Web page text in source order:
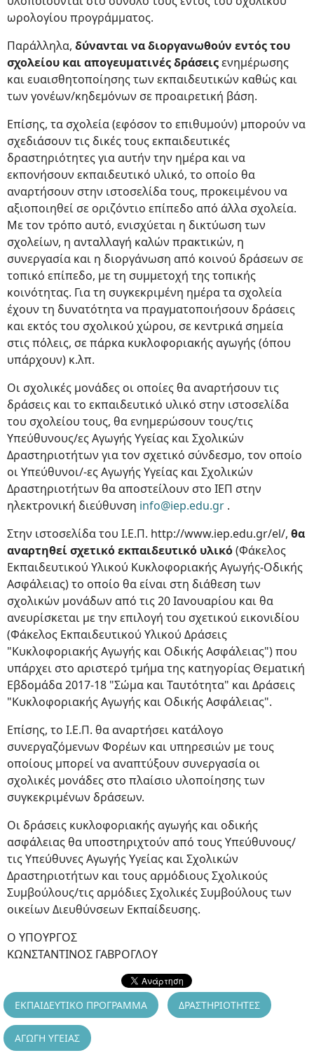
ωρολογίου προγράμματος.
Παράλληλα, δύνανται να διοργανωθούν εντός του
σχολείου και απογευματινές δράσειςενημέρωσης
και ευαισθητοποίησης των εκπαιδευτικών καθώς και
των γονέων/κηδεμόνων σε προαιρετική βάση.
Επίσης, τα σχολεία (εφόσον το επιθυμούν) μπορούν να
σχεδιάσουν τις δικές τους εκπαιδευτικές
δραστηριότητες για αυτήν την ημέρα και να
εκπονήσουν εκπαιδευτικό υλικό, το οποίο θα
αναρτήσουν στην ιστοσελίδα τους, προκειμένου να
αξιοποιηθεί σε οριζόντιο επίπεδο από άλλα σχολεία.
Με τον τρόπο αυτό, ενισχύεται η δικτύωση των
σχολείων, η ανταλλαγή καλών πρακτικών, η
συνεργασία και η διοργάνωση από κοινού δράσεων σε
τοπικό επίπεδο, με τη συμμετοχή της τοπικής
κοινότητας. Για τη συγκεκριμένη ημέρα τα σχολεία
έχουν τη δυνατότητα να πραγματοποιήσουν δράσεις
και εκτός του σχολικού χώρου, σε κεντρικά σημεία
στις πόλεις, σε πάρκα κυκλοφοριακής αγωγής (όπου
υπάρχουν) κ.λπ.
Οι σχολικές μονάδες οι οποίες θα αναρτήσουν τις
δράσεις και το εκπαιδευτικό υλικό στην ιστοσελίδα
του σχολείου τους, θα ενημερώσουν τους/τις
Υπεύθυνους/ες Αγωγής Υγείας και Σχολικών
Δραστηριοτήτων για τον σχετικό σύνδεσμο, τον οποίο
οι Υπεύθυνοι/-ες Αγωγής Υγείας και Σχολικών
Δραστηριοτήτων θα αποστείλουν στο ΙΕΠ στην
ηλεκτρονική διεύθυνση info@iep.edu.gr .
Στην ιστοσελίδα του Ι.Ε.Π. http://www.iep.edu.gr/el/, θα
αναρτηθεί σχετικό εκπαιδευτικό υλικό(Φάκελος
Εκπαιδευτικού Υλικού Κυκλοφοριακής Αγωγής-Οδικής
Ασφάλειας) το οποίο θα είναι στη διάθεση των
σχολικών μονάδων από τις 20 Ιανουαρίου και θα
ανευρίσκεται με την επιλογή του σχετικού εικονιδίου
(Φάκελος Εκπαιδευτικού Υλικού Δράσεις
"Κυκλοφοριακής Αγωγής και Οδικής Ασφάλειας") που
υπάρχει στο αριστερό τμήμα της κατηγορίας Θεματική
Εβδομάδα 2017-18 "Σώμα και Ταυτότητα" και Δράσεις
"Κυκλοφοριακής Αγωγής και Οδικής Ασφάλειας".
Επίσης, το Ι.Ε.Π. θα αναρτήσει κατάλογο
συνεργαζόμενων Φορέων και υπηρεσιών με τους
οποίους μπορεί να αναπτύξουν συνεργασία οι
σχολικές μονάδες στο πλαίσιο υλοποίησης των
συγκεκριμένων δράσεων.
Οι δράσεις κυκλοφοριακής αγωγής και οδικής
ασφάλειας θα υποστηριχτούν από τους Υπεύθυνους/
τις Υπεύθυνες Αγωγής Υγείας και Σχολικών
Δραστηριοτήτων και τους αρμόδιους Σχολικούς
Συμβούλους/τις αρμόδιες Σχολικές Συμβούλους των
οικείων Διευθύνσεων Εκπαίδευσης.
Ο ΥΠΟΥΡΓΟΣ
ΚΩΝΣΤΑΝΤΙΝΟΣ ΓΑΒΡΟΓΛΟΥ
ΕΚΠΑΙΔΕΥΤΙΚΟ ΠΡΟΓΡΑΜΜΑ ΔΡΑΣΤΗΡΙΟΤΗΤΕΣ
ΑΓΩΓΗ ΥΓΕΙΑΣ